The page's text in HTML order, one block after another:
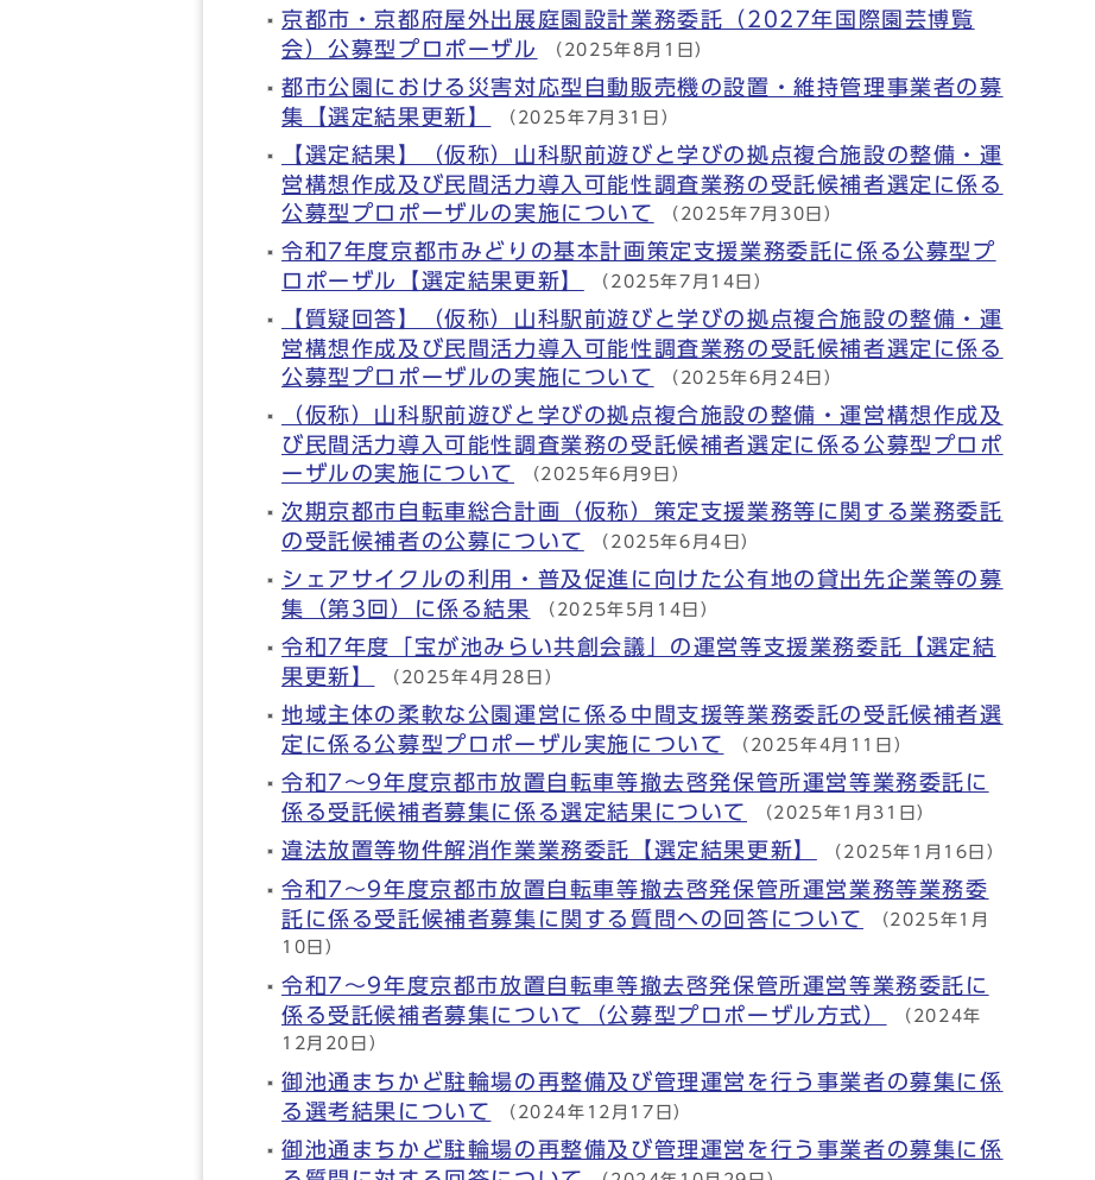
京都市・京都府屋外出展庭園設計業務委託（2027年国際園芸博覧
会）公募型プロポーザル （2025年8月1日）
都市公園における災害対応型自動販売機の設置・維持管理事業者の募
集【選定結果更新】 （2025年7月31日）
【選定結果】（仮称）山科駅前遊びと学びの拠点複合施設の整備・運
営構想作成及び民間活力導入可能性調査業務の受託候補者選定に係る
公募型プロポーザルの実施について
（2025年7月30日）
令和7年度京都市みどりの基本計画策定支援業務委託に係る公募型プ
ロポーザル【選定結果更新】 （2025年7月14日）
【質疑回答】（仮称）山科駅前遊びと学びの拠点複合施設の整備・運
営構想作成及び民間活力導入可能性調査業務の受託候補者選定に係る
公募型プロポーザルの実施について
（2025年6月24日）
（仮称）山科駅前遊びと学びの拠点複合施設の整備・運営構想作成及
び民間活力導入可能性調査業務の受託候補者選定に係る公募型プロポ
ーザルの実施について
（2025年6月9日）
次期京都市自転車総合計画（仮称）策定支援業務等に関する業務委託
の受託候補者の公募について （2025年6月4日）
シェアサイクルの利用・普及促進に向けた公有地の貸出先企業等の募
集（第3回）に係る結果 （2025年5月14日）
令和7年度「宝が池みらい共創会議」の運営等支援業務委託【選定結
果更新】 （2025年4月28日）
地域主体の柔軟な公園運営に係る中間支援等業務委託の受託候補者選
定に係る公募型プロポーザル実施について （2025年4月11日）
令和7～9年度京都市放置自転車等撤去啓発保管所運営等業務委託に
係る受託候補者募集に係る選定結果について （2025年1月31日）
違法放置等物件解消作業業務委託【選定結果更新】 （2025年1月16日）
令和7～9年度京都市放置自転車等撤去啓発保管所運営業務等業務委
託に係る受託候補者募集に関する質問への回答について （2025年1月
10日）
令和7～9年度京都市放置自転車等撤去啓発保管所運営等業務委託に
係る受託候補者募集について（公募型プロポーザル方式） （2024年
12月20日）
御池通まちかど駐輪場の再整備及び管理運営を行う事業者の募集に係
る選考結果について （2024年12月17日）
御池通まちかど駐輪場の再整備及び管理運営を行う事業者の募集に係